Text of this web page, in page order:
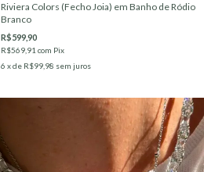
Riviera Colors (Fecho Joia) em Banho de Ródio
Branco
R$599,90
R$569,91com Pix
6 x de R$99,98 sem juros